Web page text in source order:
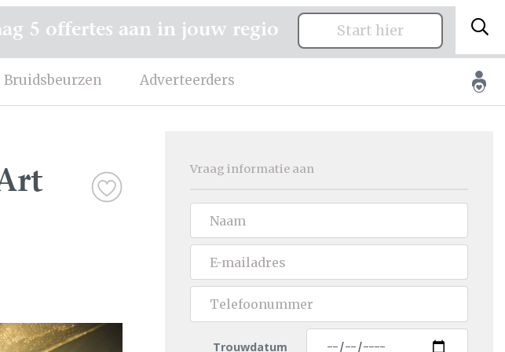
Bruidsbeurzen Adverteerders
5 offertes aan in jouw regio Start hier
Vraag informatie aan
Trouwdatum